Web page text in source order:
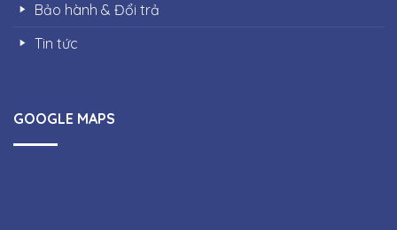
Bảo hành & Đổi trả
Tin tức
GOOGLE MAPS